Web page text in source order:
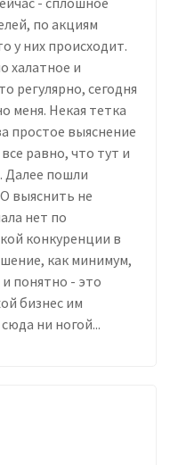
по акциям
у них происходит.
халатное и
регулярно, сегодня
меня. Некая тетка
простое выяснение
равно, что тут и
Далее пошли
выяснить не
нет по
конкуренции в
как минимум,
понятно - это
бизнес им
ни ногой...